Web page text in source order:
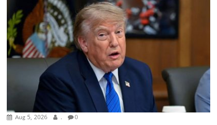
Aug 5, 2026 . 0